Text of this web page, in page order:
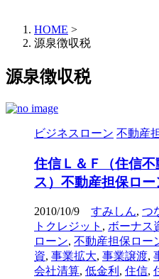
HOME >
源泉徴収税
源泉徴収税
ビジネスローン 不動産
住信Ｌ＆Ｆ（住信
ス）不動産担保ロ
2010/10/9 すみしん, つ
トクレジット , ボーナス
ローン, 不動産担保ロー
資, 事業拡大, 事業譲渡,
会社清算, 低金利 , 住信,